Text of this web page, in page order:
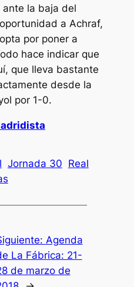
ante la baja del
a Achraf,
por poner a
hace indicar que
que lleva bastante
desde la
por 1-0.
Jornada 30 Real
Agenda
La Fábrica: 21-
de marzo de